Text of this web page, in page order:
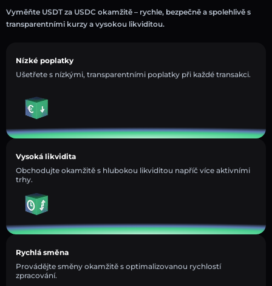
Vyměňte USDT za USDC okamžitě – rychle, bezpečně a spolehlivě s
transparentními kurzy a vysokou likviditou.
Nízké poplatky
Ušetřete s nízkými, transparentními poplatky při každé transakci.
Vysoká likvidita
Obchodujte okamžitě s hlubokou likviditou napříč více aktivními
trhy.
Rychlá směna
Provádějte směny okamžitě s optimalizovanou rychlostí
zpracování.